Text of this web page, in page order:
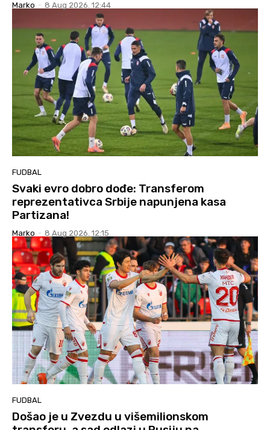
Marko - 8 Aug 2026. 12:44
FUDBAL
Svaki evro dobro dođe: Transferom
reprezentativca Srbije napunjena kasa
Partizana!
Marko - 8 Aug 2026. 12:15
FUDBAL
Došao je u Zvezdu u višemilionskom